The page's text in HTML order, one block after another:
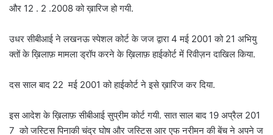
और 12 . 2 .2008 को ख़ारिज हो गयी.
उधर सीबीआई ने लखनऊ स्पेशल कोर्ट के जज द्वारा 4 मई 2001 को 21 अभियु
क्तों के ख़िलाफ़ मामला ड्रॉप करने के ख़िलाफ़ हाईकोर्ट में रिवीज़न दाखिल किया.
दस साल बाद 22 मई 2001 को हाईकोर्ट ने इसे ख़ारिज कर दिया.
इस आदेश के ख़िलाफ़ सीबीआई सुप्रीम कोर्ट गयी. सात साल बाद 19 अप्रैल 201
7 को जस्टिस पिनाकी चंद्र घोष और जस्टिस आर एफ नरीमन की बेंच ने अपने ज